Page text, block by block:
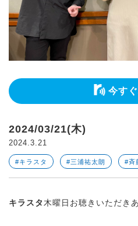
今す
2024/03/21(木)
2024.3.21
#キラスタ #三浦祐太朗 #斉
キラスタ 木曜日お聴きいただき